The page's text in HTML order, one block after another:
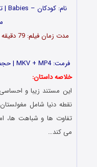
مدت
فرمت: MKV + MP4 | حجم: 649 + 332 مگابایت | امتیاز 7.1 از 10
خلاصه داستان:
نقطه دنیا شامل
تفاوت ها و شباهت ها،
می کند…